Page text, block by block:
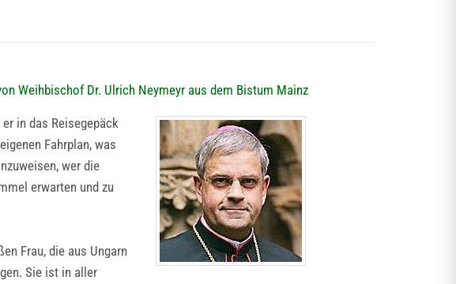
Weihbischof Dr. Ulrich Neymeyr aus dem Bistum Mainz
in das Reisegepäck
Fahrplan, was
wer die
erwarten und zu
Frau, die aus Ungarn
Sie ist in aller